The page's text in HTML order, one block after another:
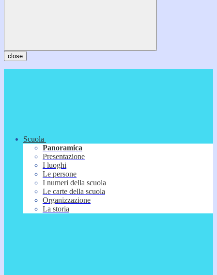
close
Scuola
Panoramica
Presentazione
I luoghi
Le persone
I numeri della scuola
Le carte della scuola
Organizzazione
La storia